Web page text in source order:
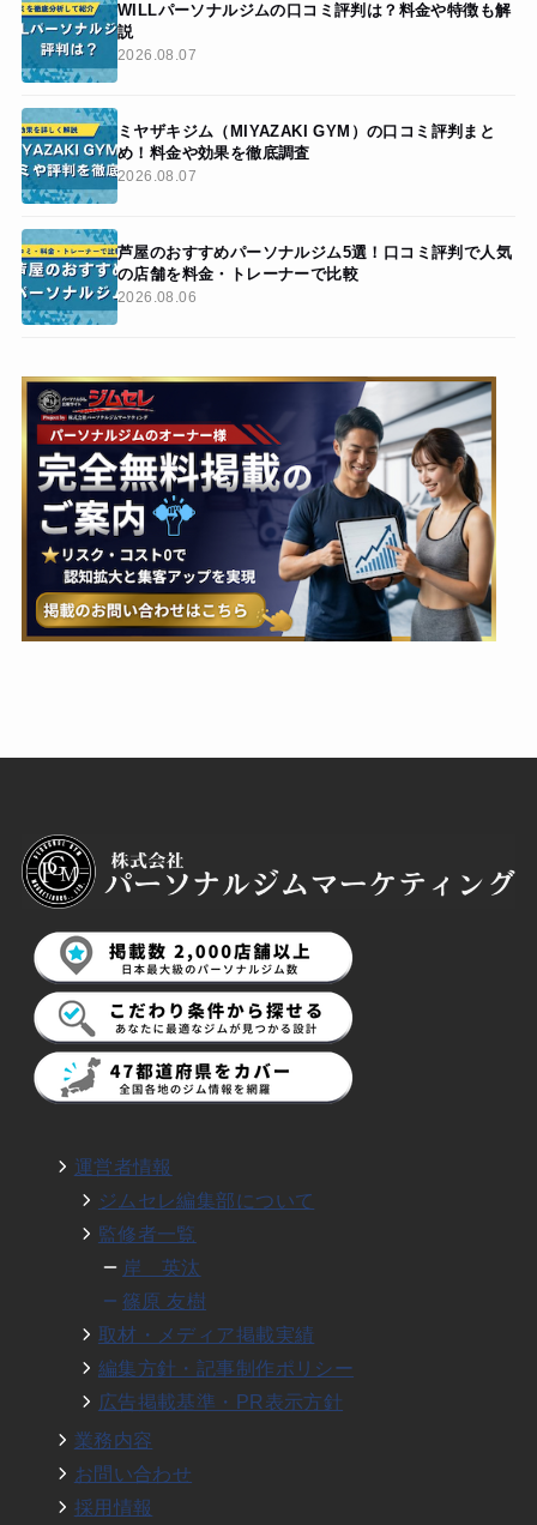
WILLパーソナルジムの口コミ評判は？料金や特徴も解
説
2026.08.07
ミヤザキジム（MIYAZAKI GYM）の口コミ評判まと
め！料金や効果を徹底調査
2026.08.07
芦屋のおすすめパーソナルジム5選！口コミ評判で人気
の店舗を料金・トレーナーで比較
2026.08.06
運営者情報
ジムセレ編集部について
監修者一覧
岸 英汰
篠原 友樹
取材・メディア掲載実績
編集方針・記事制作ポリシー
広告掲載基準・PR表示方針
業務内容
お問い合わせ
採用情報